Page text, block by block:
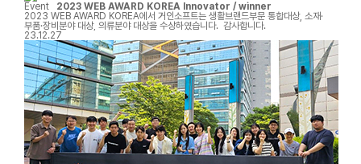
Event
2023 WEB AWARD KOREA Innovator / winner
2023 WEB AWARD KOREA에서 거인소프트는 생활브랜드부문 통합대상, 소재·
부품·장비분야 대상, 의류분야 대상을 수상하였습니다. 감사합니다.
23.12.27